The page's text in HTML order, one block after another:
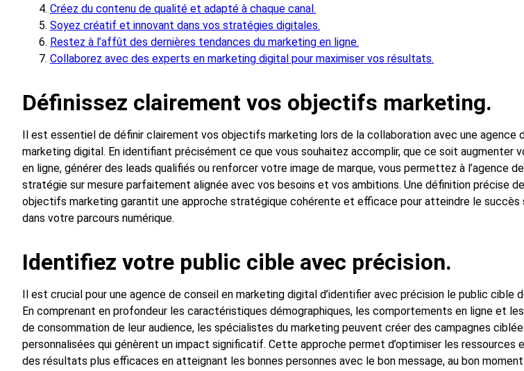
Créez du contenu de qualité et adapté à chaque canal.
Soyez créatif et innovant dans vos stratégies digitales.
Restez à l’affût des dernières tendances du marketing en ligne.
Collaborez avec des experts en marketing digital pour maximiser vos résultats.
Définissez clairement vos objectifs marketing.
Il est essentiel de définir clairement vos objectifs marketing lors de la collaboration avec une agence
marketing digital. En identifiant précisément ce que vous souhaitez accomplir, que ce soit augmenter
en ligne, générer des leads qualifiés ou renforcer votre image de marque, vous permettez à l’agence
stratégie sur mesure parfaitement alignée avec vos besoins et vos ambitions. Une définition précise
objectifs marketing garantit une approche stratégique cohérente et efficace pour atteindre le succès
dans votre parcours numérique.
Identifiez votre public cible avec précision.
Il est crucial pour une agence de conseil en marketing digital d’identifier avec précision le public cible
En comprenant en profondeur les caractéristiques démographiques, les comportements en ligne et
de consommation de leur audience, les spécialistes du marketing peuvent créer des campagnes
personnalisées qui génèrent un impact significatif. Cette approche permet d’optimiser les ressources
des résultats plus efficaces en atteignant les bonnes personnes avec le bon message, au bon moment.